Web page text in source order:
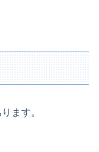
ます。